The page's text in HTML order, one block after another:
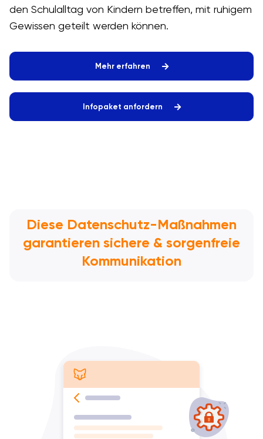
den Schulalltag von Kindern betreffen, mit ruhigem
Gewissen geteilt werden können.
Mehr erfahren
Infopaket anfordern
Diese Datenschutz-Maßnahmen
garantieren sichere & sorgenfreie
Kommunikation